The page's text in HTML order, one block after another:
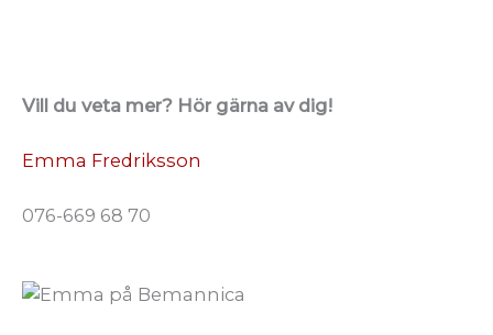
Vill du veta mer? Hör gärna av dig!
Emma Fredriksson
076-669 68 70